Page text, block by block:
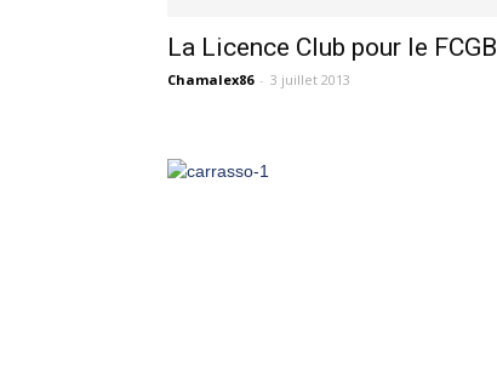
La Licence Club pour le FCGB
Chamalex86 - 3 juillet 2013